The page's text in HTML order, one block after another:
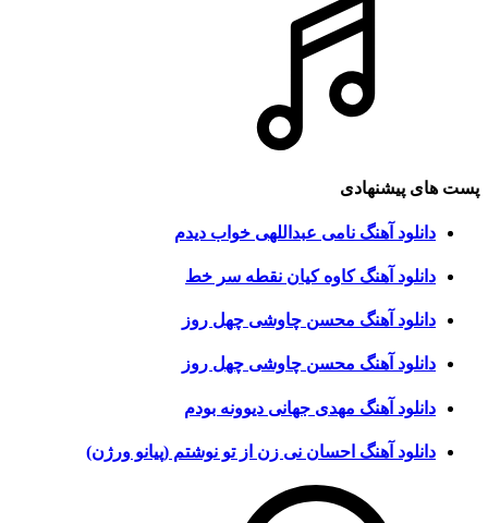
پست های پیشنهادی
دانلود آهنگ نامی عبداللهی خواب دیدم
دانلود آهنگ کاوه کیان نقطه سر خط
دانلود آهنگ محسن چاوشی چهل روز
دانلود آهنگ محسن چاوشی چهل روز
دانلود آهنگ مهدی جهانی دیوونه بودم
دانلود آهنگ احسان نی زن از تو نوشتم (پیانو ورژن)